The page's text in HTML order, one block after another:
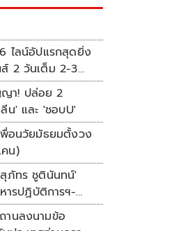
ไลน์อัปแรกสุดยิ่ง
2 วันเต็ม 2-3
า! ปล่อย 2
น' และ 'ชอบU'
พื่อนวัยมัธยมตั้งวง
น)
สุภัทร ชูตินันทน์'
ารปฏิบัติการฯ-
รี'
านลงนามข้อ